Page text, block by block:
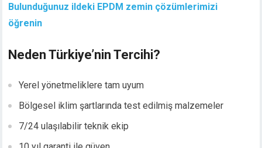
Bulunduğunuz ildeki EPDM zemin çözümlerimizi
öğrenin
Neden Türkiye’nin Tercihi?
Yerel yönetmeliklere tam uyum
Bölgesel iklim şartlarında test edilmiş malzemeler
7/24 ulaşılabilir teknik ekip